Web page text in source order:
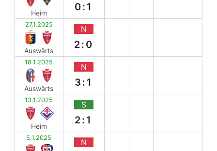
Heim
0:1
27.1.2025
Auswärts
N
2:0
18.1.2025
Auswärts
N
3:1
13.1.2025
Heim
S
2:1
5.1.2025 N